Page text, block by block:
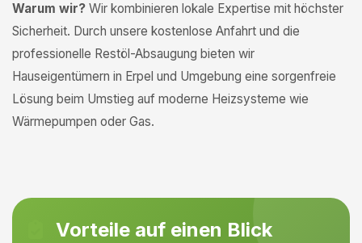
Warum wir? Wir kombinieren lokale Expertise mit höchster
Sicherheit. Durch unsere kostenlose Anfahrt und die
professionelle Restöl-Absaugung bieten wir
Hauseigentümern in Erpel und Umgebung eine sorgenfreie
Lösung beim Umstieg auf moderne Heizsysteme wie
Wärmepumpen oder Gas.
Vorteile auf einen Blick